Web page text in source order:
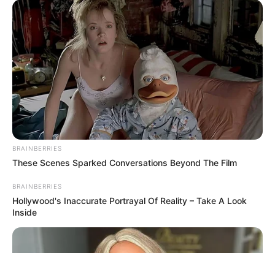
Men, You Don't Need Viagra If You Do This Once A
Day
MEDVI
BRAINBERRIES
These Scenes Sparked Conversations Beyond The Film
BRAINBERRIES
Hollywood's Inaccurate Portrayal Of Reality – Take A Look
Inside